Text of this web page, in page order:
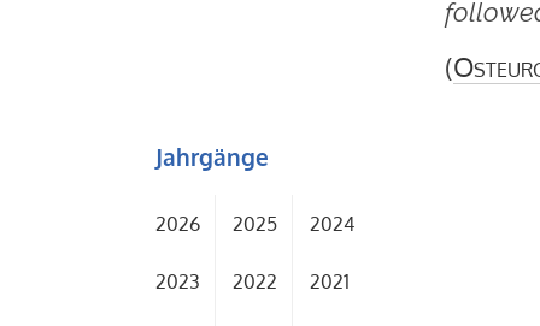
(
Jahrgänge
2026 2025 2024
2023 2022 2021